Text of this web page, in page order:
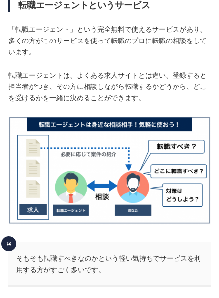
転職エージェントというサービス
「転職エージェント」という完全無料で使えるサービスがあり、
多くの方がこのサービスを使って転職のプロに転職の相談をして
います。
転職エージェントは、よくある求人サイトとは違い、登録すると
担当者がつき、その方に相談しながら転職するかどうから、どこ
を受けるかを一緒に決めることができます。
そもそも転職すべきなのかという軽い気持ちでサービスを利
用する方がすごく多いです。